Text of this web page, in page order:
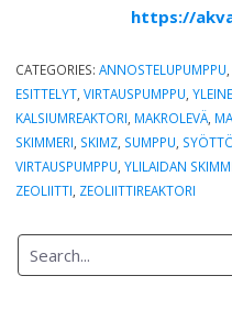
https://
CATEGORIES:ANNOSTELUPUMPPU
ESITTELYT ,VIRTAUSPUMPPU ,
KALSIUMREAKTORI MAKROLEVÄ
SKIMMERI SKIMZ SUMPPU
VIRTAUSPUMPPU ,YLILAIDAN
ZEOLIITTI ZEOLIITTIREAKTORI